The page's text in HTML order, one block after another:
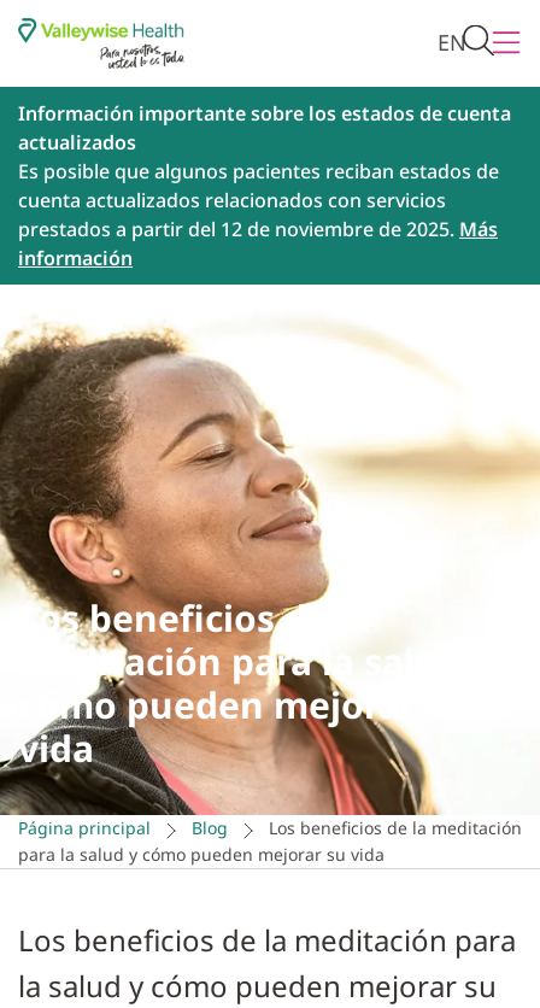
EN
Información importante sobre los estados de cuenta
actualizados
Es posible que algunos pacientes reciban estados de
cuenta actualizados relacionados con servicios
prestados a partir del 12 de noviembre de 2025. Más
información
Los beneficios de la
meditación para la salud y
cómo pueden mejorar su
vida
Página principal Blog
Los beneficios de la meditación
para la salud y cómo pueden mejorar su vida
Los beneficios de la meditación para
la salud y cómo pueden mejorar su